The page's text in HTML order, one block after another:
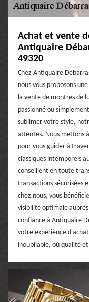
Achat et vente
Antiquaire
49320
Chez Antiquaire
nous vous proposons
la vente de montres de
passionné ou
sublimer votre style,
attentes. Nous mettons
pour vous guider à
classiques intemporels
conseillent en toute
transactions sécurisées
chez nous, vous
visibilité optimale
confiance à Antiquaire
votre expérience
inoubliable, où qualité